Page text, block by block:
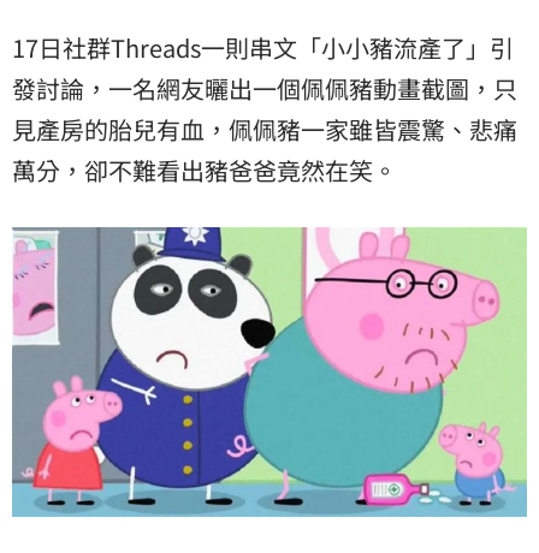
17日社群Threads一則串文「小小豬流產了」引
發討論，一名網友曬出一個佩佩豬動畫截圖，只
見產房的胎兒有血，佩佩豬一家雖皆震驚、悲痛
萬分，卻不難看出豬爸爸竟然在笑。